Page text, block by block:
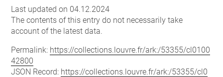
Last updated on 04.12.2024
The contents of this entry do not necessarily take
account of the latest data.
Permalink: https://collections.louvre.fr/ark:/53355/cl0100
42800
JSON Record: https://collections.louvre.fr/ark:/53355/cl0